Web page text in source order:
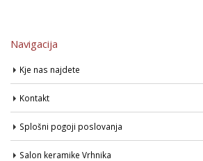
Navigacija
Kje nas najdete
Kontakt
Splošni pogoji poslovanja
Salon keramike Vrhnika